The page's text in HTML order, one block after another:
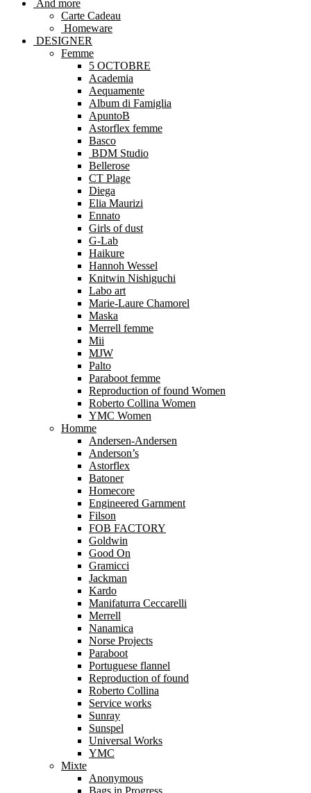
And more
Carte Cadeau
Homeware
DESIGNER
Femme
5 OCTOBRE
Academia
Aequamente
Album di Famiglia
ApuntoB
Astorflex femme
Basco
BDM Studio
Bellerose
CT Plage
Diega
Elia Maurizi
Ennato
Girls of dust
G-Lab
Haikure
Hannoh Wessel
Knitwin Nishiguchi
Labo art
Marie-Laure Chamorel
Maska
Merrell femme
Mii
MJW
Palto
Paraboot femme
Reproduction of found Women
Roberto Collina Women
YMC Women
Homme
Andersen-Andersen
Anderson’s
Astorflex
Batoner
Homecore
Engineered Garnment
Filson
FOB FACTORY
Goldwin
Good On
Gramicci
Jackman
Kardo
Manifaturra Ceccarelli
Merrell
Nanamica
Norse Projects
Paraboot
Portuguese flannel
Reproduction of found
Roberto Collina
Service works
Sunray
Sunspel
Universal Works
YMC
Mixte
Anonymous
Bags in Progress